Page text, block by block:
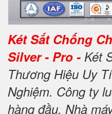
Két Sắt Chống
Silver - Pro - Két
Thương Hiệu Uy
Nghiệm. Công ty
hàng đầu. Nhà